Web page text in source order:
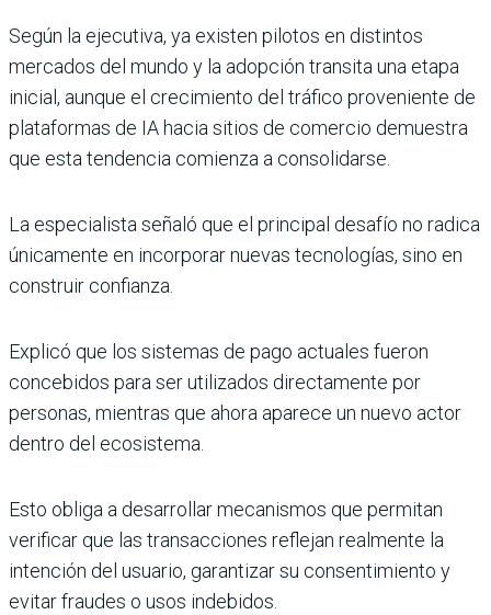
Según la ejecutiva, ya existen pilotos en distintos
mercados del mundo y la adopción transita una etapa
inicial, aunque el crecimiento del tráfico proveniente de
plataformas de IA hacia sitios de comercio demuestra
que esta tendencia comienza a consolidarse.
La especialista señaló que el principal desafío no radica
únicamente en incorporar nuevas tecnologías, sino en
construir confianza.
Explicó que los sistemas de pago actuales fueron
concebidos para ser utilizados directamente por
personas, mientras que ahora aparece un nuevo actor
dentro del ecosistema.
Esto obliga a desarrollar mecanismos que permitan
verificar que las transacciones reflejan realmente la
intención del usuario, garantizar su consentimiento y
evitar fraudes o usos indebidos.